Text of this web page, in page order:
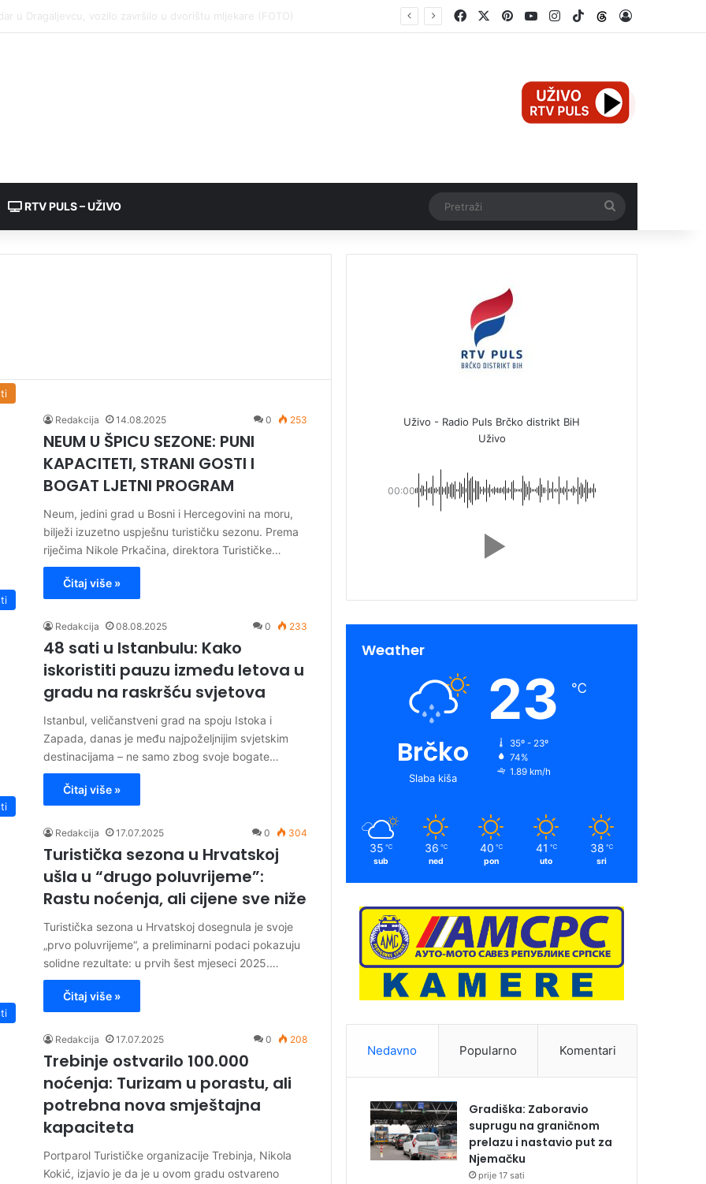
FacebookPinterestYouTubeInstagram
TikTokThreads
RTV PULS – UŽIVO
Redakcija 14.08.2025 0 253
NEUM U ŠPICU SEZONE: PUNI
KAPACITETI, STRANI GOSTI I
BOGAT LJETNI PROGRAM
Neum, jedini grad u Bosni i Hercegovini na moru,
bilježi izuzetno uspješnu turističku sezonu. Prema
riječima Nikole Prkačina, direktora Turističke…
Čitaj više »
Redakcija 08.08.2025 0 233
48 sati u Istanbulu: Kako
iskoristiti pauzu između letova u
gradu na raskršću svjetova
Istanbul, veličanstveni grad na spoju Istoka i
Zapada, danas je među najpoželjnijim svjetskim
destinacijama – ne samo zbog svoje bogate…
Čitaj više »
Redakcija 17.07.2025 0 304
Turistička sezona u Hrvatskoj
ušla u “drugo poluvrijeme”:
Rastu noćenja, ali cijene sve niže
Turistička sezona u Hrvatskoj dosegnula je svoje
„prvo poluvrijeme“, a preliminarni podaci pokazuju
solidne rezultate: u prvih šest mjeseci 2025.…
Čitaj više »
Redakcija 17.07.2025 0 208
Trebinje ostvarilo 100.000
noćenja: Turizam u porastu, ali
potrebna nova smještajna
kapaciteta
Portparol Turističke organizacije Trebinja, Nikola
Kokić, izjavio je da je u ovom gradu ostvareno
Uživo - Radio Puls Brčko distrikt BiH
Uživo
00:00
Weather
Brčko
Slaba kiša
23 ℃
35º - 23º
74%
1.89 km/h
35 ℃
sub
36 ℃
ned
40 ℃
pon
41 ℃
uto
38 ℃
sri
Nedavno Popularno Komentari
Gradiška: Zaboravio
suprugu na graničnom
prelazu i nastavio put za
Njemačku
prije 17 sati